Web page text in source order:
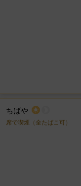
ちばや wb_sunny
席で喫煙（全たばこ可）